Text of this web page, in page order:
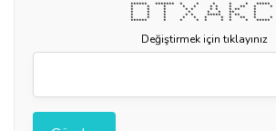
****** ******* * * * * * *****
* * * * * * * * ** * *
* * * * * * * * ** *
* * * * * * ** *
* * * * * ***** * ** *
* * * * * * * * ** * *
****** * * * * * * * *****
Değiştirmek için tıklayınız